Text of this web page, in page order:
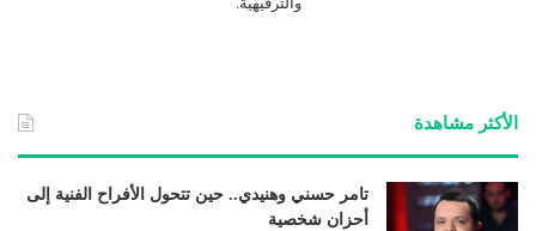
الأكثر مشاهدة
تامر حسني وهنيدي.. حين تتحول الأفراح الفنية إلى
أحزان شخصية